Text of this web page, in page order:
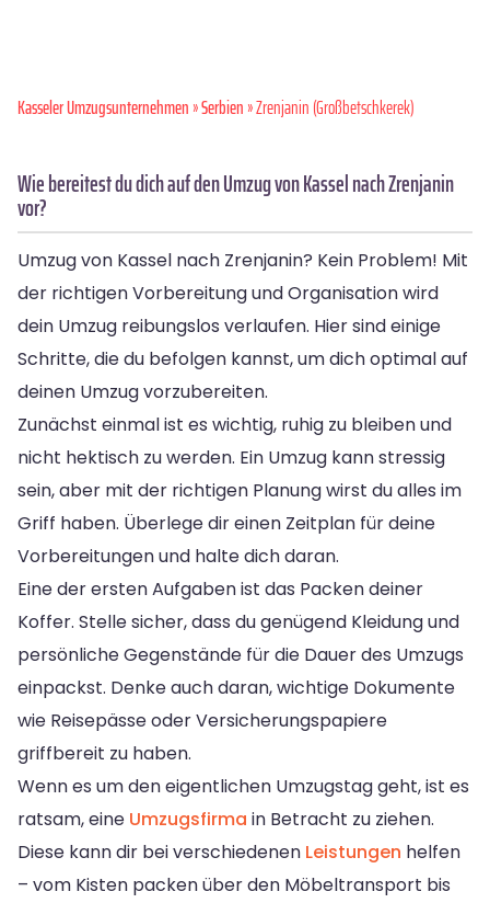
Kasseler Umzugsunternehmen»Serbien» Zrenjanin (Großbetschkerek)
Wie bereitest du dich auf den Umzug von Kassel nach Zrenjanin
vor?
Umzug von Kassel nach Zrenjanin? Kein Problem! Mit
der richtigen Vorbereitung und Organisation wird
dein Umzug reibungslos verlaufen. Hier sind einige
Schritte, die du befolgen kannst, um dich optimal auf
deinen Umzug vorzubereiten.
Zunächst einmal ist es wichtig, ruhig zu bleiben und
nicht hektisch zu werden. Ein Umzug kann stressig
sein, aber mit der richtigen Planung wirst du alles im
Griff haben. Überlege dir einen Zeitplan für deine
Vorbereitungen und halte dich daran.
Eine der ersten Aufgaben ist das Packen deiner
Koffer. Stelle sicher, dass du genügend Kleidung und
persönliche Gegenstände für die Dauer des Umzugs
einpackst. Denke auch daran, wichtige Dokumente
wie Reisepässe oder Versicherungspapiere
griffbereit zu haben.
Wenn es um den eigentlichen Umzugstag geht, ist es
ratsam, eine Umzugsfirma in Betracht zu ziehen.
Diese kann dir bei verschiedenen Leistungen helfen
– vom Kisten packen über den Möbeltransport bis